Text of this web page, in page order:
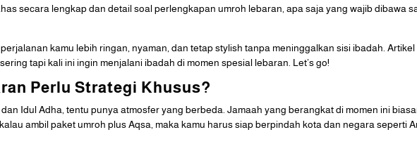
secara lengkap dan detail soal perlengkapan umroh lebaran, apa saja yang wajib dibawa
kamu lebih ringan, nyaman, dan tetap stylish tanpa meninggalkan sisi ibadah.
tapi kali ini ingin menjalani ibadah di momen spesial lebaran. Let’s go!
Perlu Strategi Khusus?
Idul Adha, tentu punya atmosfer yang berbeda. Jamaah yang berangkat di momen ini
ambil paket umroh plus Aqsa, maka kamu harus siap berpindah kota dan negara seperti